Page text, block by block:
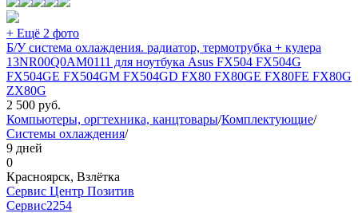
+ Ещё 2 фото
Б/У система охлаждения. радиатор, термотрубка + кулера
13NR00Q0AM0111 для ноутбука Asus FX504 FX504G
FX504GE FX504GM FX504GD FX80 FX80GE FX80FE FX80G
ZX80G
2 500 руб.
Компьютеры, оргтехника, канцтовары/Комплектующие/
Системы охлаждения/
9 дней
0
Красноярск, Взлётка
Сервис Центр Позитив
Сервис2254